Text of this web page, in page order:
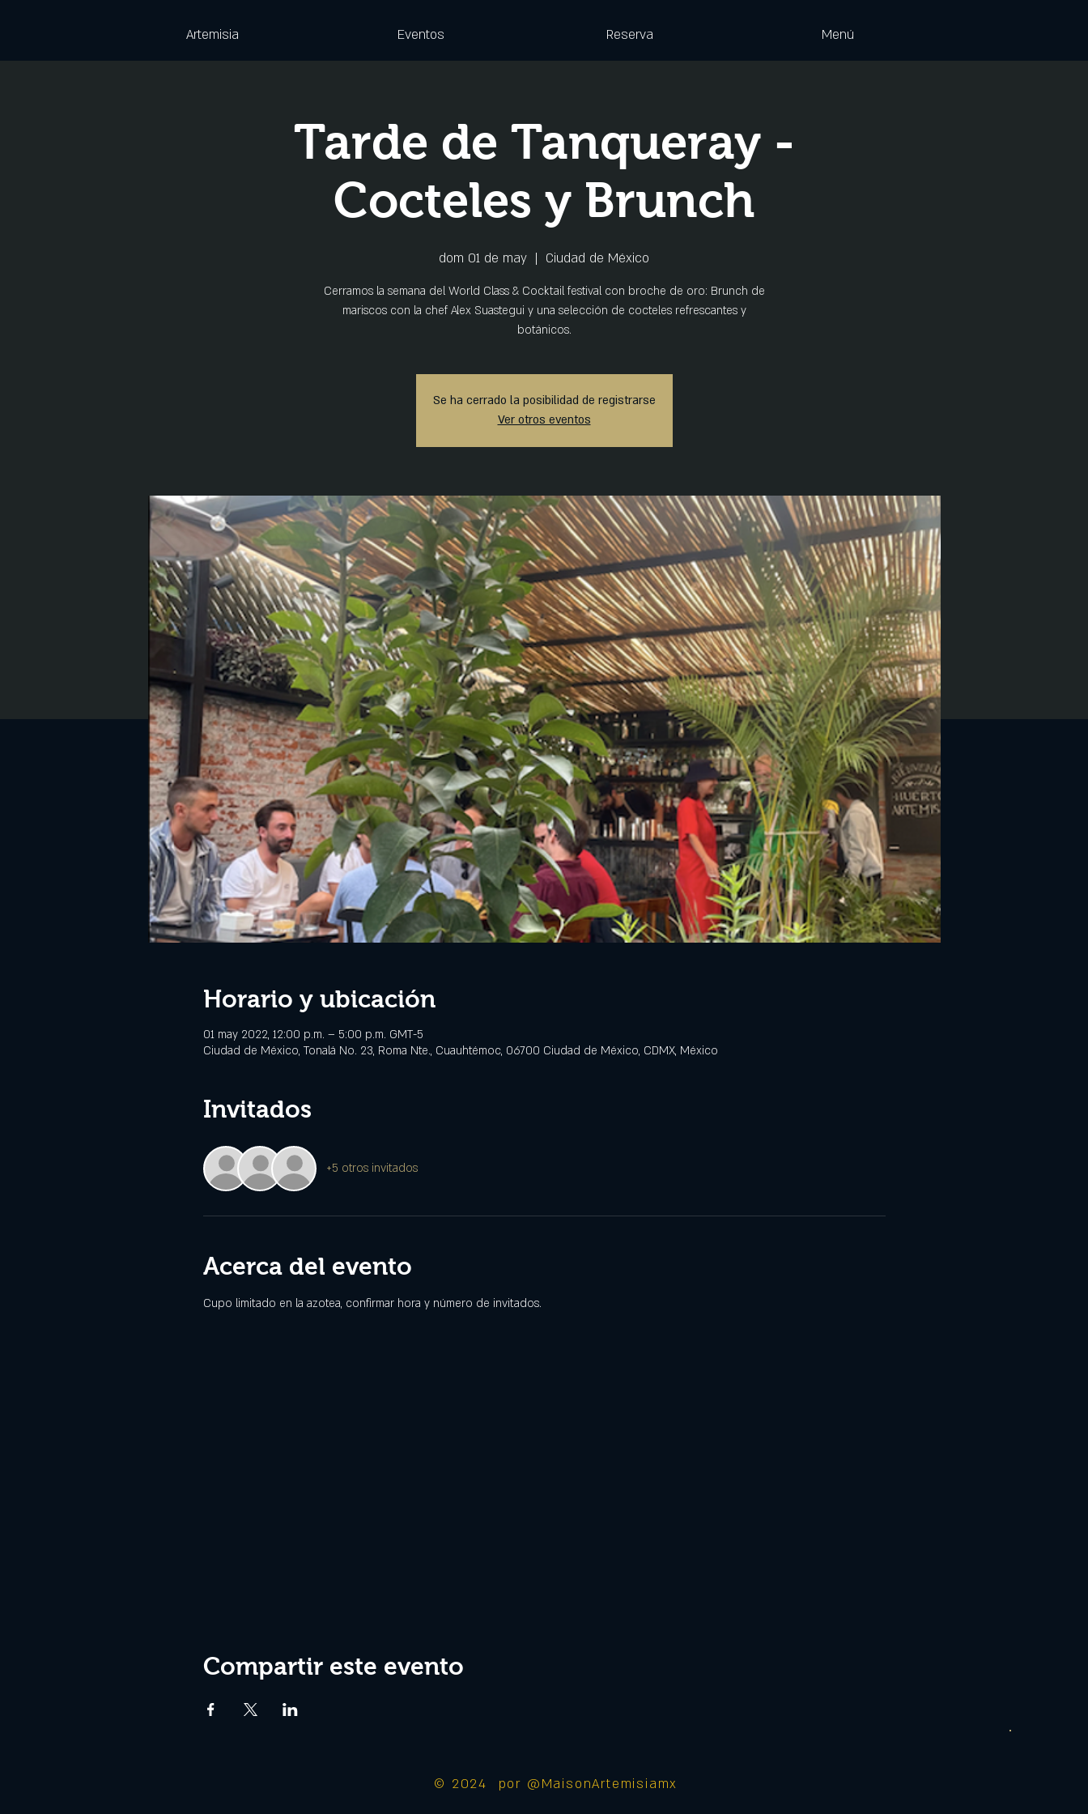
Artemisia Eventos Reserva Menú
Tarde de Tanqueray -
Cocteles y Brunch
dom 01 de may
  |
Ciudad de México
Cerramos la semana del World Class & Cocktail festival con broche de oro: Brunch de
mariscos con la chef Alex Suastegui y una selección de cocteles refrescantes y
botánicos.
Se ha cerrado la posibilidad de registrarse
Ver otros eventos
Horario y ubicación
01 may 2022, 12:00 p.m. – 5:00 p.m. GMT-5
Ciudad de México, Tonalá No. 23, Roma Nte., Cuauhtémoc, 06700 Ciudad de México, CDMX, México
Invitados
+5 otros invitados
Acerca del evento
Cupo limitado en la azotea, confirmar hora y número de invitados.
Compartir este evento
© 2024 por @MaisonArtemisiamx